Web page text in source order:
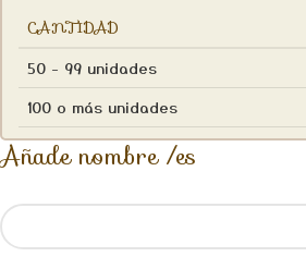
CANTIDAD
50 - 99 unidades
100 o más unidades
Añade nombre /es